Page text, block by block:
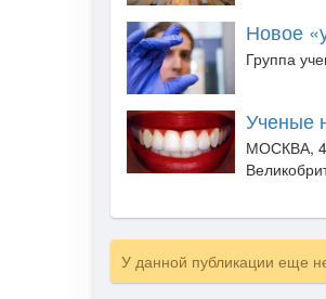
Новое
Группа
Ученые
МОСКВА, 4
У данной публикации еще